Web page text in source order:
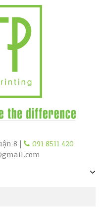
8 |
091 8511 420